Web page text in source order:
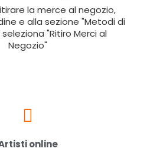
la merce al negozio,
e alla sezione "Metodi di
"Ritiro Merci al
Negozio"
online